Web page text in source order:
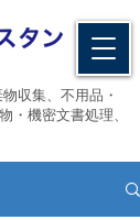
収集、不用品・
・機密文書処理、